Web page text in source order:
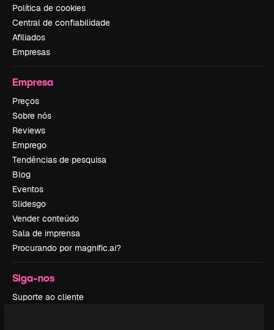
Política de cookies
Central de confiabilidade
Afiliados
Empresas
Empresa
Preços
Sobre nós
Reviews
Emprego
Tendências de pesquisa
Blog
Eventos
Slidesgo
Vender conteúdo
Sala de imprensa
Procurando por magnific.ai?
Siga-nos
Suporte ao cliente